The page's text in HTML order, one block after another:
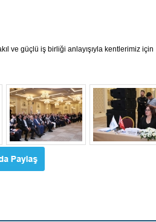
ve güçlü iş birliği anlayışıyla kentlerimiz için